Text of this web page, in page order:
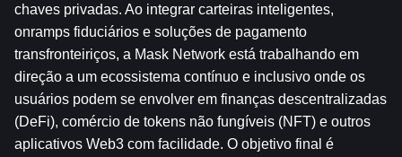
chaves privadas. Ao integrar carteiras inteligentes,
onramps fiduciários e soluções de pagamento
transfronteiriços, a Mask Network está trabalhando em
direção a um ecossistema contínuo e inclusivo onde os
usuários podem se envolver em finanças descentralizadas
(DeFi), comércio de tokens não fungíveis (NFT) e outros
aplicativos Web3 com facilidade. O objetivo final é